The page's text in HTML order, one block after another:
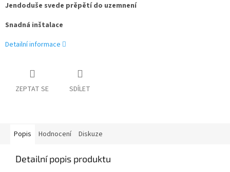
Jendoduše svede prěpětí do uzemnení
Snadná inštalace
Detailní informace
ZEPTAT SE SDÍLET
Popis Hodnocení Diskuze
Detailní popis produktu